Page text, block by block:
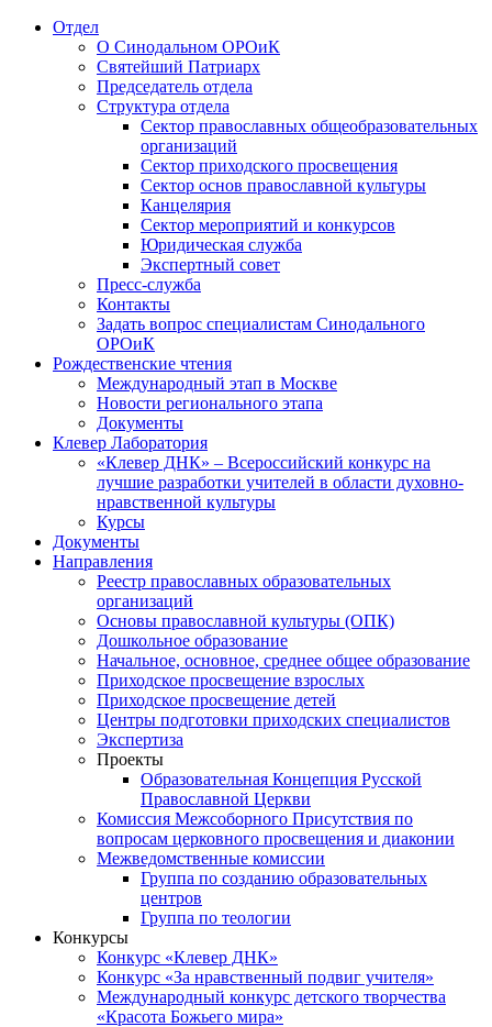
Отдел
О Синодальном ОРОиК
Святейший Патриарх
Председатель отдела
Структура отдела
Сектор православных общеобразовательных
организаций
Сектор приходского просвещения
Сектор основ православной культуры
Канцелярия
Сектор мероприятий и конкурсов
Юридическая служба
Экспертный совет
Пресс-служба
Контакты
Задать вопрос специалистам Синодального
ОРОиК
Рождественские чтения
Международный этап в Москве
Новости регионального этапа
Документы
Клевер Лаборатория
«Клевер ДНК» – Всероссийский конкурс на
лучшие разработки учителей в области духовно-
нравственной культуры
Курсы
Документы
Направления
Реестр православных образовательных
организаций
Основы православной культуры (ОПК)
Дошкольное образование
Начальное, основное, среднее общее образование
Приходское просвещение взрослых
Приходское просвещение детей
Центры подготовки приходских специалистов
Экспертиза
Проекты
Образовательная Концепция Русской
Православной Церкви
Комиссия Межсоборного Присутствия по
вопросам церковного просвещения и диаконии
Межведомственные комиссии
Группа по созданию образовательных
центров
Группа по теологии
Конкурсы
Конкурс «Клевер ДНК»
Конкурс «За нравственный подвиг учителя»
Международный конкурс детского творчества
«Красота Божьего мира»